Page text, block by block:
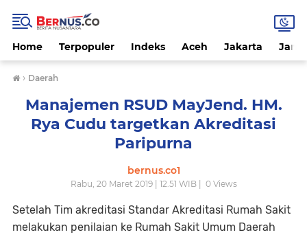
Home Terpopuler Indeks Aceh Jakarta
› Daerah
Manajemen RSUD MayJend. HM.
Rya Cudu targetkan Akreditasi
Paripurna
bernus.co1
Rabu, 20 Maret 2019 | 12.51 WIB | 0Views
Setelah Tim akreditasi Standar Akreditasi Rumah Sakit
melakukan penilaian ke Rumah Sakit Umum Daerah